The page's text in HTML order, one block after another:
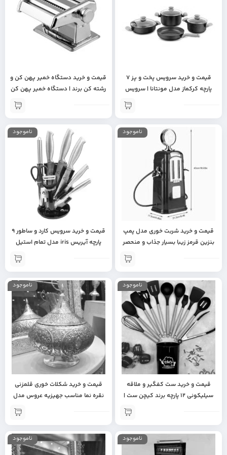
قیمت و خرید سرویس پخت و پز 7
پارچه کرکماز مدل مونتانا | سرویس
قابلمه اورجینال | جهیزیه عروس |
سرویس قابلمه با کیفیت |سرویس
قابلمه گرانیتی | هدیه روز زن
قیمت و خرید دستگاه خمیر پهن کن و
رشته کن برند | دستگاه خمیر پهن کن
ناموجود
قیمت و خرید شربت خوری مدل پمپ
بنزین قرمز زیبا بسیار جذاب و منحصر
به فرد دومخزنه | شربت خوری با
کیفیت | شربت خوری مناسب مجالس و
فروشگاه | شربت خوری طرح پمپ
بنزین
ناموجود
قیمت و خرید سرویس کارد و ساطور 9
پارچه آیریس iris مدل تمام استیل
مناسب برای جهیزیه سرویس چاقو
آشپزخانه | سرویس چاقو با کیفیت |
سرویس چاقو مجهز | جهیزیه عروس |
سرویس چاقو استیل اصل
ناموجود
قیمت و خرید ست کفگیر و ملاقه
سیلیکونی 12 پارچه برند کیچن ست |
جهیزیه عروس | لوازم آشپزی | ست
کفگیر و ملاقه درجه یک | بهترین ست
کفگیر و ملاقه
ناموجود
قیمت و خرید شکلات خوری قلمزنی
نقره نما مناسب جهیزیه عروس مدل
سیاه قلم | ظرف شکلات خوری | ظروف
پذیرایی | جهیزیه عروس | شکلات
خوری لاکچری | ظروف برنجی | دکوری
ناموجود ناموجود